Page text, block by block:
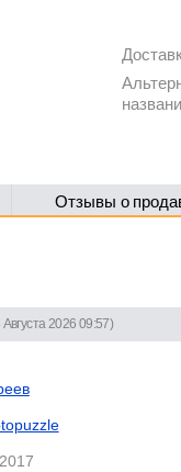
Отзывы о
2026 09:57)